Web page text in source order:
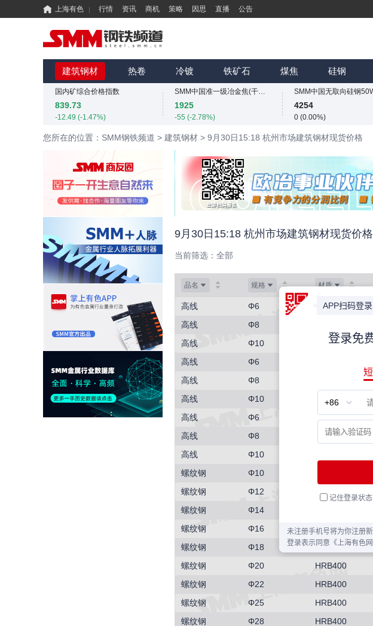
上海有色 行情 资讯 商机 策略 因思 直播 公告
建筑钢材 热卷 冷镀 铁矿石 煤焦 硅钢
国内矿综合价格指数
839.73
-12.49 (-1.47%)
815
0 (0.00%)
国内矿综合价格指数
839.73
-12.49 (-1.47%)
815
国内矿综合价格指数
839.73
-12.49 (-1.47%)
3034
SMM中国准一级冶金焦(干熄)价格指数
1925
-55 (-2.78%)
3034
1925
-55 (-2.78%)
SMM中国螺纹钢价格指数
3034
3258.2
4254
0 (0.00%)
3258.2
4254
0 (0.00%)
您所在的位置：SMM钢铁频道 > 建筑钢材 > 9月30日15:18 杭州市场建筑钢材现货价格
9月30日15:18 杭州市场建筑钢材现货价格
当前筛选： 全部
品名 规格 材质
高线 Φ6 HPB300
高线
Φ8
高线
Φ10 HPB300
高线
Φ6
高线
Φ8
高线
Φ10 HPB300
高线
Φ6 HPB300
高线
Φ8 HPB300
高线
Φ10
螺纹钢
Φ10
螺纹钢
Φ12 HRB400
螺纹钢
Φ14
螺纹钢
Φ16 HRB400
螺纹钢
Φ18 HRB400
螺纹钢
Φ20 HRB400
螺纹钢
Φ22 HRB400
螺纹钢
Φ25 HRB400
螺纹钢
Φ28 HRB400